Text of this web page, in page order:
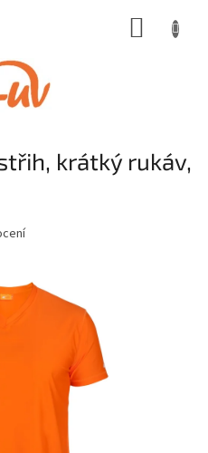
krátký rukáv,